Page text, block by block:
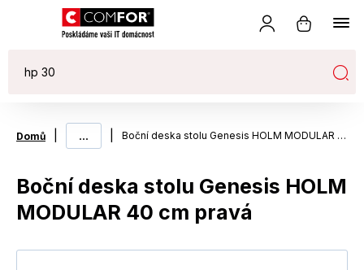
Domů ... Boční deska stolu Genesis HOLM MODULAR 40 cm pravá
Boční deska stolu Genesis HOLM
MODULAR 40 cm pravá